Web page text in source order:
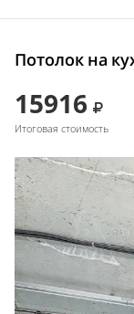
Потолок на
15916
Итоговая стоимость